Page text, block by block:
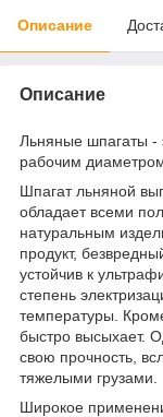
Описание
Описание
Льняные шпагаты -
рабочим
Шпагат льняной
обладает всеми
натуральным
продукт,
устойчив к
степень
температуры.
быстро высыхает.
свою прочность,
тяжелыми грузами.
Широкое